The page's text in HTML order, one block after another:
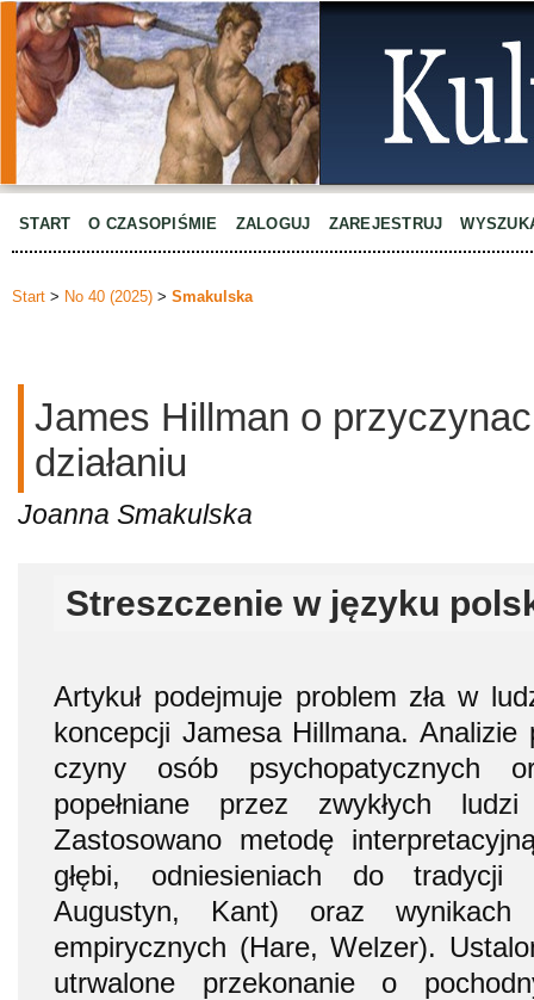
START O CZASOPIŚMIE ZALOGUJ ZAREJESTRUJ
Start > No 40 (2025) > Smakulska
James Hillman o
działaniu
Joanna Smakulska
Streszczenie w języku
Artykuł podejmuje problem zła w
koncepcji Jamesa Hillmana. Analizie
czyny osób psychopatycznych
popełniane przez zwykłych
Zastosowano metodę
głębi, odniesieniach do tradycji
Augustyn, Kant) oraz wynikach
empirycznych (Hare, Welzer).
utrwalone przekonanie o